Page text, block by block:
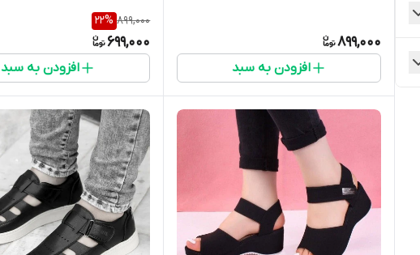
899,000
افزودن به سبد
899,000
22%
699,000
افزودن به سبد